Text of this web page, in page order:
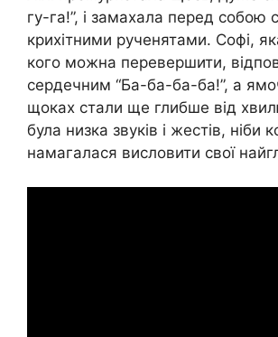
гу-га!”, і замахала перед собою
крихітними рученятами. Софі,
кого можна перевершити,
сердечним “Ба-ба-ба-ба!”, а
щоках стали ще глибше від
була низка звуків і жестів, ніби
намагалася висловити свої